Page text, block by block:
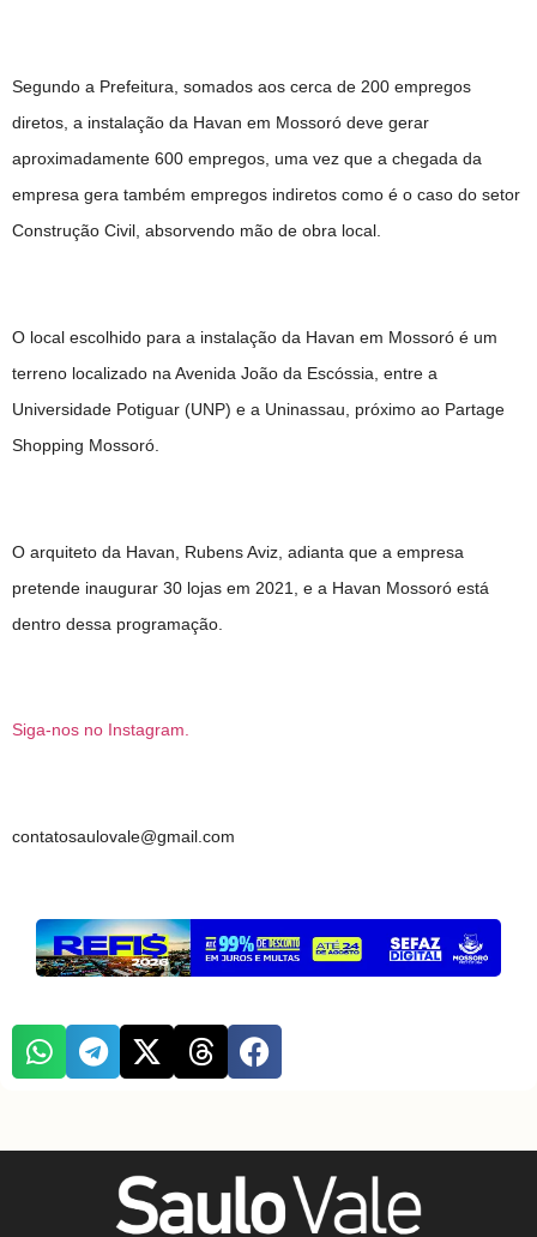
Segundo a Prefeitura, somados aos cerca de 200 empregos
diretos, a instalação da Havan em Mossoró deve gerar
aproximadamente 600 empregos, uma vez que a chegada da
empresa gera também empregos indiretos como é o caso do setor
Construção Civil, absorvendo mão de obra local.
O local escolhido para a instalação da Havan em Mossoró é um
terreno localizado na Avenida João da Escóssia, entre a
Universidade Potiguar (UNP) e a Uninassau, próximo ao Partage
Shopping Mossoró.
O arquiteto da Havan, Rubens Aviz, adianta que a empresa
pretende inaugurar 30 lojas em 2021, e a Havan Mossoró está
dentro dessa programação.
Siga-nos no Instagram.
contatosaulovale@gmail.com